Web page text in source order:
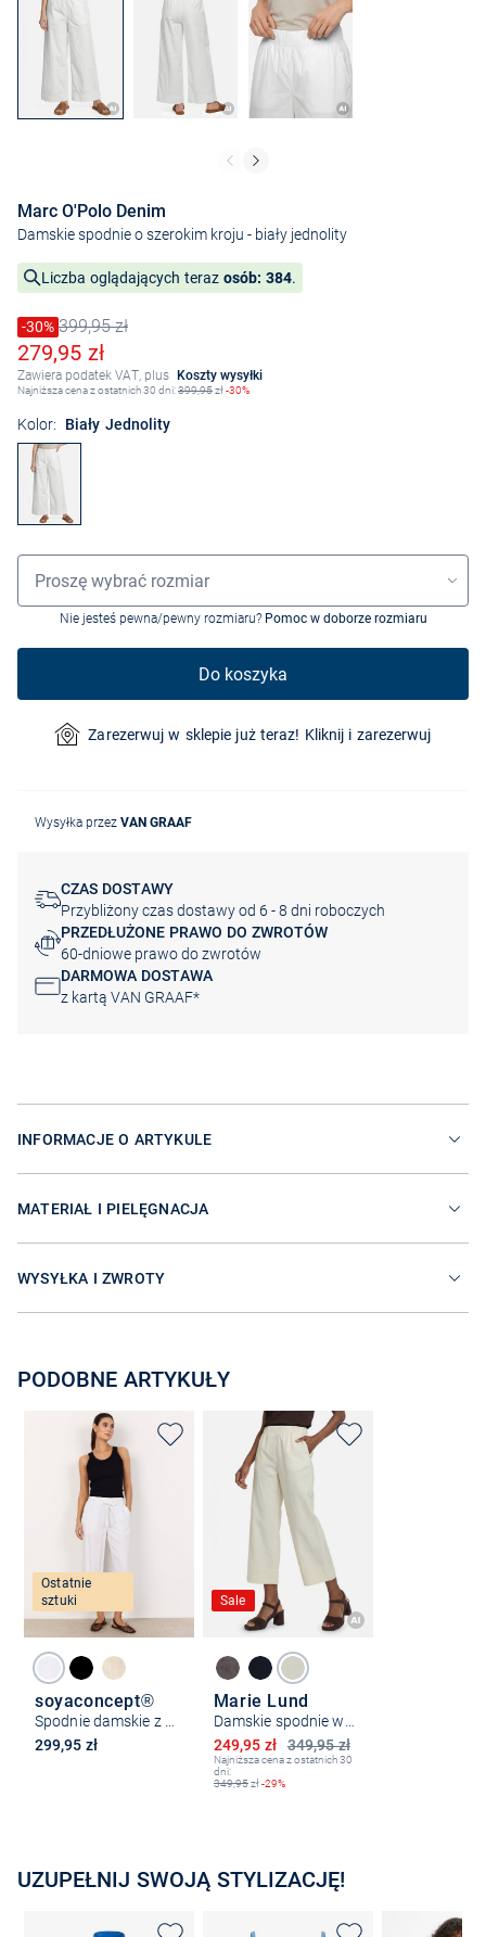
Marc O'Polo Denim
Damskie spodnie o szerokim kroju - biały jednolity
Liczba oglądających teraz osób: 384.
Cena obniżona o
-30%
Stara cena399,95 zł
Obniżona cena
279,95 zł
Zawiera podatek VAT, plus Koszty wysyłki
Najniższa cena z ostatnich 30 dni:399,95zł-30%
Kolor: Biały Jednolity
Wybór rozmiaru
Proszę wybrać rozmiar
Nie jesteś pewna/pewny rozmiaru? Pomoc w doborze rozmiaru
Do koszyka
Zarezerwuj w sklepie już teraz! Kliknij i zarezerwuj
Wysyłka przez VAN GRAAF
CZAS DOSTAWY
Przybliżony czas dostawy od 6 - 8 dni roboczych
PRZEDŁUŻONE PRAWO DO ZWROTÓW
60-dniowe prawo do zwrotów
DARMOWA DOSTAWA
z kartą VAN GRAAF*
INFORMACJE O ARTYKULE
MATERIAŁ I PIELĘGNACJA
WYSYŁKA I ZWROTY
PODOBNE ARTYKUŁY
Ostatnie
sztuki
soyaconcept®
299,95 zł
Sale
Marie Lund
349,95 zł
Obniżona cena
249,95 zł
Najniższa cena z ostatnich 30
dni:
349,95zł-29%
UZUPEŁNIJ SWOJĄ STYLIZACJĘ!